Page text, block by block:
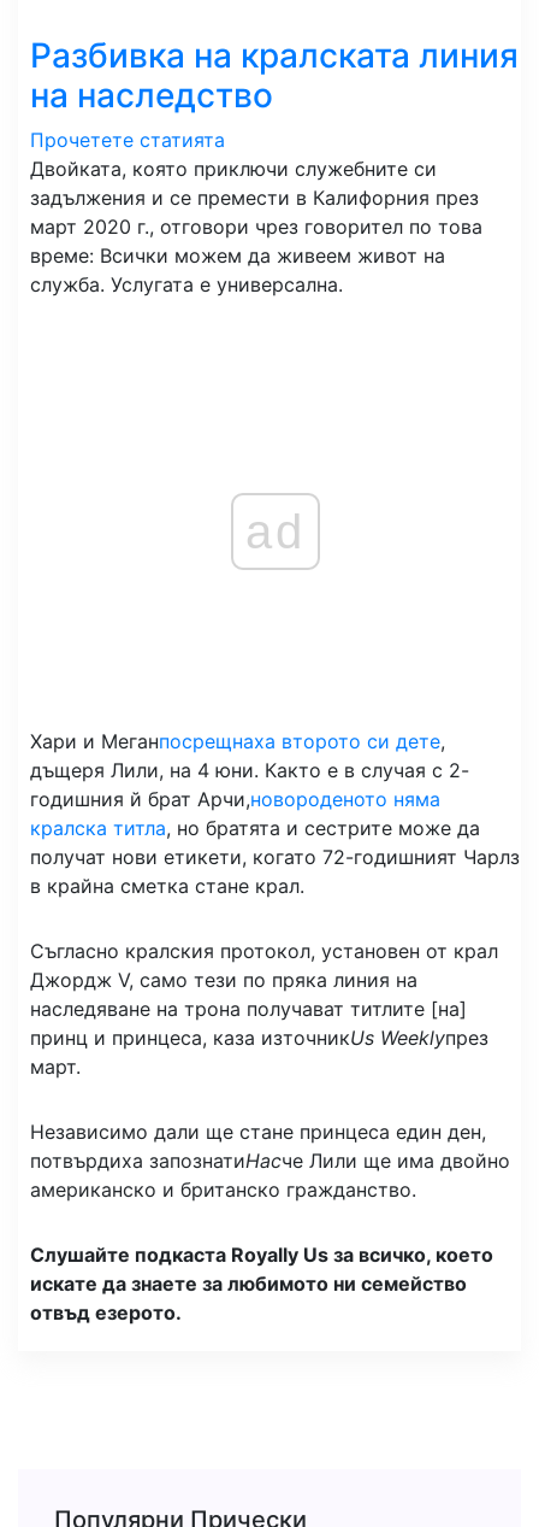
Разбивка на кралската линия
на наследство
Прочетете статията
Двойката, която приключи служебните си
задължения и се премести в Калифорния през
март 2020 г., отговори чрез говорител по това
време: Всички можем да живеем живот на
служба. Услугата е универсална.
ad
Хари и Меганпосрещнаха второто си дете,
дъщеря Лили, на 4 юни. Както е в случая с 2-
годишния й брат Арчи,новороденото няма
кралска титла, но братята и сестрите може да
получат нови етикети, когато 72-годишният Чарлз
в крайна сметка стане крал.
Съгласно кралския протокол, установен от крал
Джордж V, само тези по пряка линия на
наследяване на трона получават титлите [на]
принц и принцеса, каза източникUs Weeklyпрез
март.
Независимо дали ще стане принцеса един ден,
потвърдиха запознатиНасче Лили ще има двойно
американско и британско гражданство.
Слушайте подкаста Royally Us за всичко, което
искате да знаете за любимото ни семейство
отвъд езерото.
Популярни Прически